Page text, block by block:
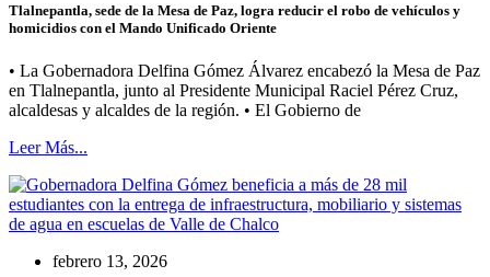
Tlalnepantla, sede de la Mesa de Paz, logra reducir el robo de vehículos y
homicidios con el Mando Unificado Oriente
• La Gobernadora Delfina Gómez Álvarez encabezó la Mesa de Paz
en Tlalnepantla, junto al Presidente Municipal Raciel Pérez Cruz,
alcaldesas y alcaldes de la región. • El Gobierno de
Leer Más...
febrero 13, 2026